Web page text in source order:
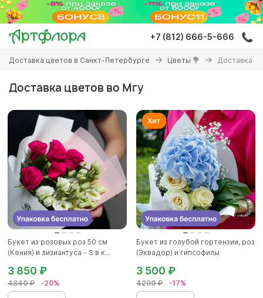
Перейти
основному
содержанию
+7 (812) 666-5-666
Вы
здесь
Доставка цветов в Санкт-Петербурге Цветы 💐 Доставка
Доставка цветов во Мгу
Букет из розовых роз 50 см
(Кения) и лизиантуса - S в к...
4840 ₽ -20%
3 850 ₽
Букет из голубой гортензии, роз
(Эквадор) и гипсофилы
4200 ₽ -17%
3 500 ₽